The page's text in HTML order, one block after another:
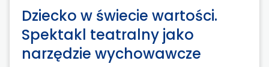
Dziecko w świecie wartości.
Spektakl teatralny jako
narzędzie wychowawcze